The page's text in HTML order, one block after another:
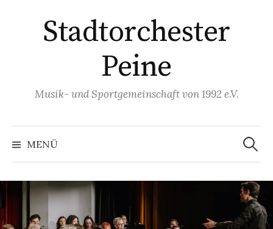
Stadtorchester
Peine
Musik- und Sportgemeinschaft von 1992 e.V.
MENÜ
Suchen
nach: